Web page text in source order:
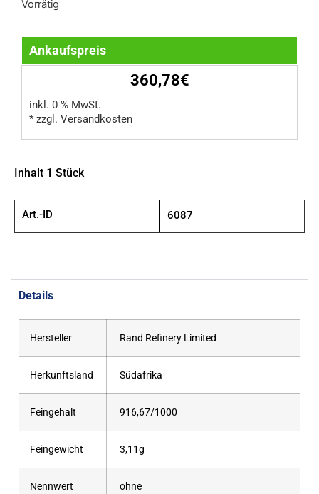
Vorrätig
Ankaufspreis
360,78€
inkl. 0 % MwSt.
* zzgl. Versandkosten
Inhalt 1 Stück
Art.-ID 6087
Details
Hersteller Rand Refinery Limited
Herkunftsland Südafrika
Feingehalt 916,67/1000
Feingewicht 3,11g
Nennwert ohne